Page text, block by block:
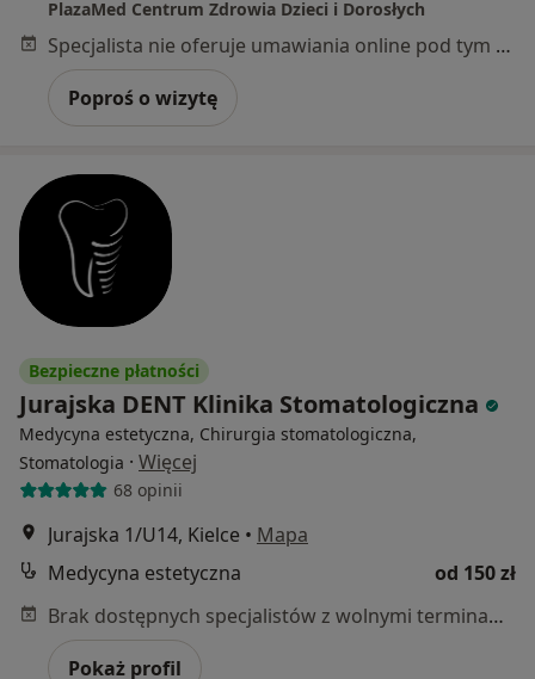
PlazaMed Centrum Zdrowia Dzieci i Dorosłych
Specjalista nie oferuje umawiania online pod tym adresem.
Poproś o wizytę
Bezpieczne płatności
Jurajska DENT Klinika Stomatologiczna
Medycyna estetyczna, Chirurgia stomatologiczna,
Stomatologia · Więcej
68 opinii
Jurajska 1/U14, Kielce • Mapa
Medycyna estetyczna
od 150 zł
Brak dostępnych specjalistów z wolnymi terminami w tym centrum medycznym.
Pokaż profil